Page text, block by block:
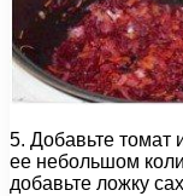
5. Добавьте томат
ее небольшом
добавьте ложку